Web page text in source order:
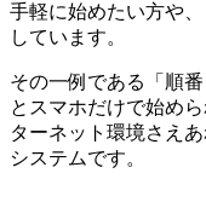
手軽に始めたい方や
しています。
その一例である「順
とスマホだけで始め
ターネット環境さえ
システムです。